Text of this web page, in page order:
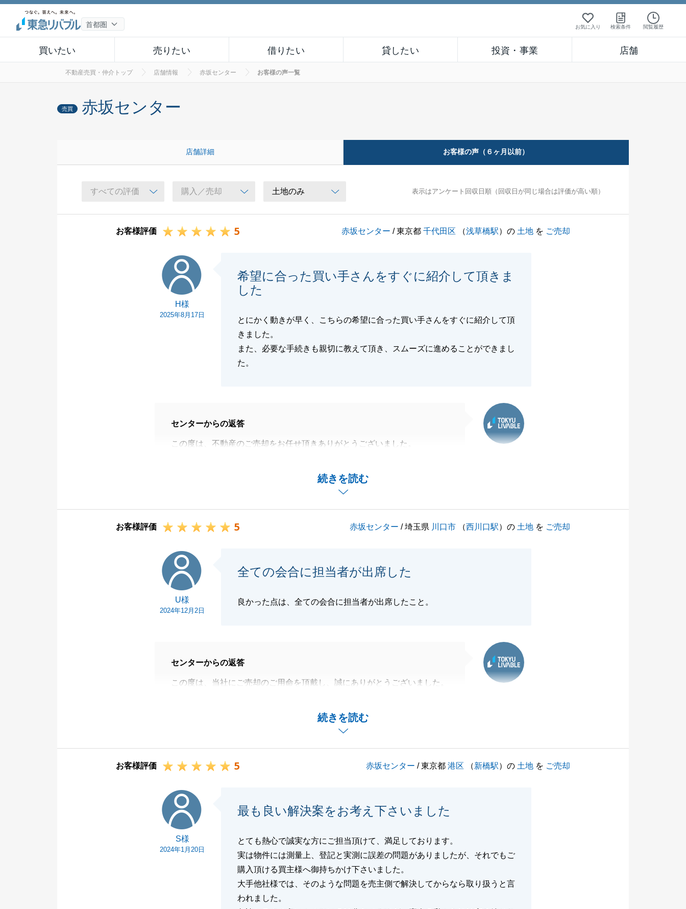
お気に入り 検索条件 閲覧履歴
買いたい 売りたい 借りたい 貸したい 投資・事業 店舗
不動産売買・仲介トップ 店舗情報 赤坂センター お客様の声一覧
売買 赤坂センター
店舗詳細 お客様の声（６ヶ月以前）
表示はアンケート回収日順（回収日が同じ場合は評価が高い順）
お客様評価 5 赤坂センター / 東京都千代田区 （浅草橋駅）の 土地 を ご売却
H様
2025年8月17日
希望に合った買い手さんをすぐに紹介して頂きま
した
とにかく動きが早く、こちらの希望に合った買い手さんをすぐに紹介して頂
きました。
また、必要な手続きも親切に教えて頂き、スムーズに進めることができまし
た。
続きを読む
センターからの返答
この度は、不動産のご売却をお任せ頂きありがとうございました。
ご相談時からお引渡しまで、H様のご協力のおかげでよいお取引が出来たと
この度は、大変お世話になりました。
閉じる
お客様評価 5 赤坂センター / 埼玉県 川口市 （西川口駅）の 土地 を ご売却
U様
2024年12月2日
全ての会合に担当者が出席した
良かった点は、全ての会合に担当者が出席したこと。
続きを読む
センターからの返答
この度は、当社にご売却のご用命を頂戴し、誠にありがとうございました。
また、何か機会がございましたら、何なりとお申し付けくださいませ。
お客様評価 5 赤坂センター / 東京都港区 （新橋駅）の 土地 を ご売却
S様
2024年1月20日
最も良い解決案をお考え下さいました
とても熱心で誠実な方にご担当頂けて、満足しております。
実は物件には測量上、登記と実測に誤差の問題がありましたが、それでもご
購入頂ける買主様へ御持ちかけ下さいました。
大手他社様では、そのような問題を売主側で解決してからなら取り扱うと言
われました。